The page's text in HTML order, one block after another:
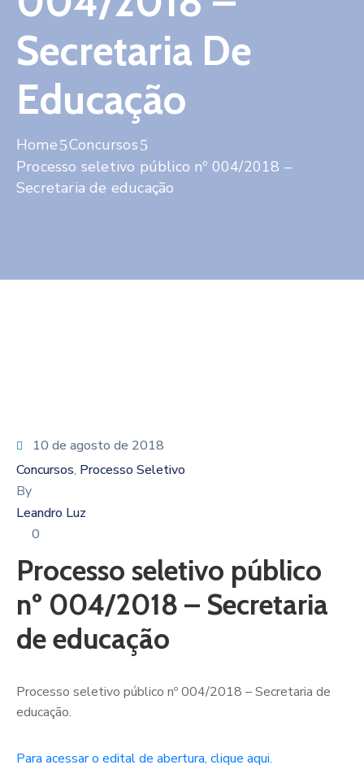
Secretaria De
Educação
Home
Concursos
Processo seletivo público nº 004/2018 –
Secretaria de educação
10 de agosto de 2018
Concursos‚ Processo Seletivo
By
Leandro Luz
0
Processo seletivo público
nº 004/2018 – Secretaria
de educação
Processo seletivo público nº 004/2018 – Secretaria de
educação.
Para acessar o edital de abertura, clique aqui.